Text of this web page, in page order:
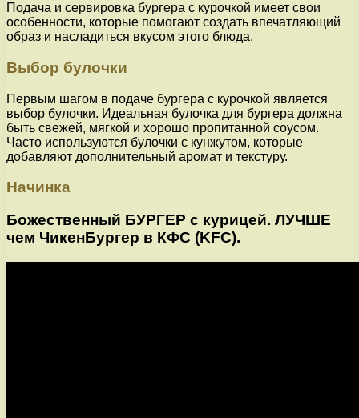
Подача и сервировка бургера с курочкой имеет свои
особенности, которые помогают создать впечатляющий
образ и насладиться вкусом этого блюда.
Выбор булочки
Первым шагом в подаче бургера с курочкой является
выбор булочки. Идеальная булочка для бургера должна
быть свежей, мягкой и хорошо пропитанной соусом.
Часто используются булочки с кунжутом, которые
добавляют дополнительный аромат и текстуру.
Начинка
Божественный БУРГЕР с курицей. ЛУЧШЕ
чем ЧикенБургер в КФС (KFC).